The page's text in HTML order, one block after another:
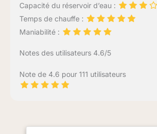
Capacité du réservoir d’eau :
Temps de chauffe :
Maniabilité :
Notes des utilisateurs 4.6/5
Note de 4.6 pour 111 utilisateurs